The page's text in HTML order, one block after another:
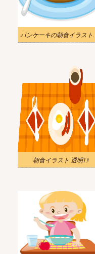
パンケ
朝食イラスト 透明13